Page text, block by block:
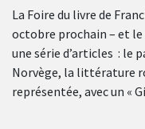
La Foire du livre de
octobre prochain – et
une série d’articles : le
Norvège, la littérature
représentée, avec un «